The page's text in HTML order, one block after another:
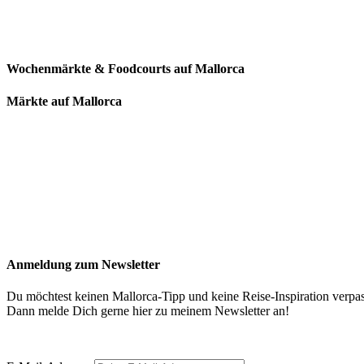
Wochenmärkte & Foodcourts auf Mallorca
Märkte auf Mallorca
Anmeldung zum Newsletter
Du möchtest keinen Mallorca-Tipp und keine Reise-Inspiration
Dann melde Dich gerne hier zu meinem Newsletter an!